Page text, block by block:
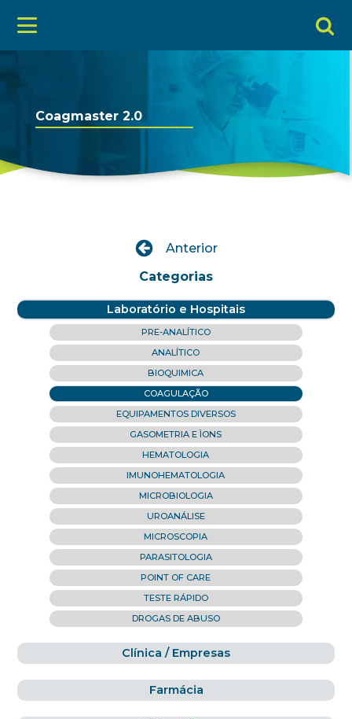
Coagmaster 2.0
Anterior
Categorias
Laboratório e Hospitais
PRE-ANALÍTICO
ANALÍTICO
BIOQUIMICA
COAGULAÇÃO
EQUIPAMENTOS DIVERSOS
GASOMETRIA E ÌONS
HEMATOLOGIA
IMUNOHEMATOLOGIA
MICROBIOLOGIA
UROANÁLISE
MICROSCOPIA
PARASITOLOGIA
POINT OF CARE
TESTE RÁPIDO
DROGAS DE ABUSO
Clínica / Empresas
Farmácia